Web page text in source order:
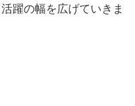
躍の幅を広げていきま